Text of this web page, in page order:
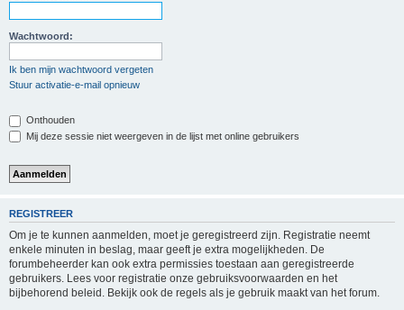
Wachtwoord:
Ik ben mijn wachtwoord vergeten
Stuur activatie-e-mail opnieuw
Onthouden
Mij deze sessie niet weergeven in de lijst met online gebruikers
REGISTREER
Om je te kunnen aanmelden, moet je geregistreerd zijn. Registratie neemt
enkele minuten in beslag, maar geeft je extra mogelijkheden. De
forumbeheerder kan ook extra permissies toestaan aan geregistreerde
gebruikers. Lees voor registratie onze gebruiksvoorwaarden en het
bijbehorend beleid. Bekijk ook de regels als je gebruik maakt van het forum.